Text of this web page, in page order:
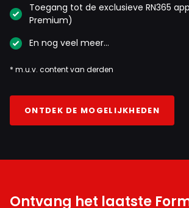
Toegang tot de exclusieve RN365
Premium)
En nog veel meer…
* m.u.v. content van derden
ONTDEK DE MOGELIJKHEDEN
Ontvang het laatste